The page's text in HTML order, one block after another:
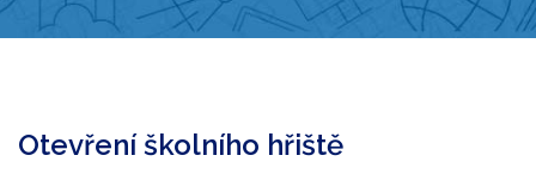
Otevření školního hřiště